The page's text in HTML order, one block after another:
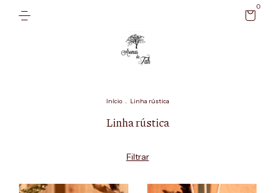
0
Início . Linha rústica
Linha rústica
Filtrar